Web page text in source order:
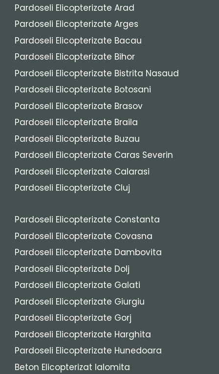
Pardoseli Elicopterizate Arad
Pardoseli Elicopterizate Arges
Pardoseli Elicopterizate Bacau
Pardoseli Elicopterizate Bihor
Pardoseli Elicopterizate Bistrita Nasaud
Pardoseli Elicopterizate Botosani
Pardoseli Elicopterizate Brasov
Pardoseli Elicopterizate Braila
Pardoseli Elicopterizate Buzau
Pardoseli Elicopterizate Caras Severin
Pardoseli Elicopterizate Calarasi
Pardoseli Elicopterizate Cluj
Pardoseli Elicopterizate Constanta
Pardoseli Elicopterizate Covasna
Pardoseli Elicopterizate Dambovita
Pardoseli Elicopterizate Dolj
Pardoseli Elicopterizate Galati
Pardoseli Elicopterizate Giurgiu
Pardoseli Elicopterizate Gorj
Pardoseli Elicopterizate Harghita
Pardoseli Elicopterizate Hunedoara
Beton Elicopterizat Ialomita